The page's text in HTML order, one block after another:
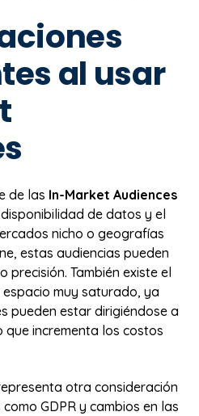
al usar
de las In-Market Audiences
de datos y el
nicho o geografías
estas audiencias pueden
precisión. También existe el
muy saturado, ya
pueden estar dirigiéndose a
que incrementa los costos
otra consideración
GDPR y cambios en las